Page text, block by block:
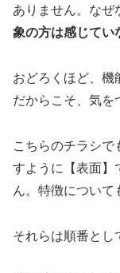
ありません。なぜ
象の方は感じてい
おどろくほど、機
だからこそ、気を
こちらのチラシで
すように【表面】
ん。特徴について
それらは順番とし